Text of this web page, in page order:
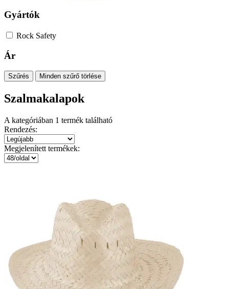
Gyártók
Rock Safety
Ár
Szűrés Minden szűrő törlése
Szalmakalapok
A kategóriában 1 termék található
Rendezés:
Megjelenített termékek: